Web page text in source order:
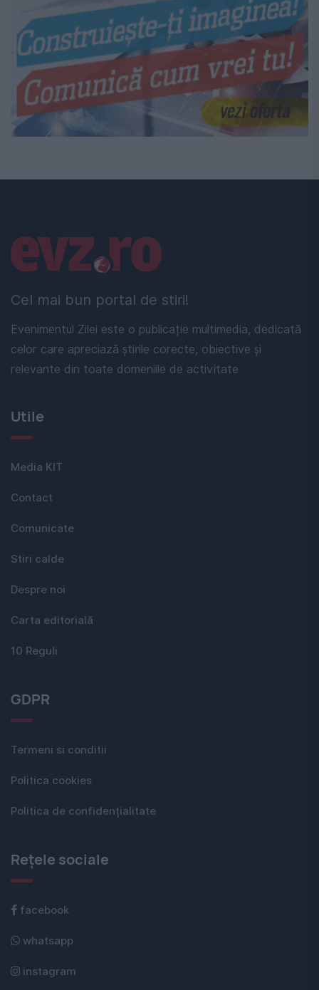
Cel mai bun portal de stiri!
Evenimentul Zilei este o publicație multimedia, dedicată
celor care apreciază știrile corecte, obiective și
relevante din toate domeniile de activitate
Linkuri utile
Utile
Media KIT
Contact
Comunicate
Stiri calde
Despre noi
Carta editorială
10 Reguli
GDPR
Termeni si conditii
Politica cookies
Politica de confidențialitate
Rețele sociale
facebook
whatsapp
instagram